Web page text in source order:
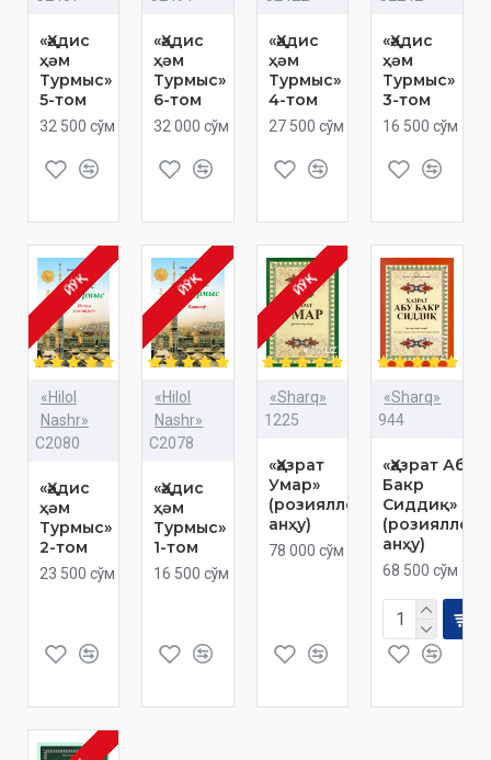
«Ҳәдис
ҳәм
Турмыс»
5-том
32 500 сўм
«Ҳәдис
ҳәм
Турмыс»
6-том
32 000 сўм
«Ҳәдис
ҳәм
Турмыс»
4-том
27 500 сўм
«Ҳәдис
ҳәм
Турмыс»
3-том
16 500 сўм
ЙЎҚ
«Hilol
Nashr»
C2080
«Ҳәдис
ҳәм
Турмыс»
2-том
23 500 сўм
ЙЎҚ
«Hilol
Nashr»
C2078
«Ҳәдис
ҳәм
Турмыс»
1-том
16 500 сўм
ЙЎҚ
«Sharq»
1225
«Ҳазрат
Умар»
(розияллоҳу
анҳу)
78 000 сўм
«Sharq»
944
«Ҳазрат Абу
Бакр
Сиддиқ»
(розияллоҳу
анҳу)
68 500 сўм